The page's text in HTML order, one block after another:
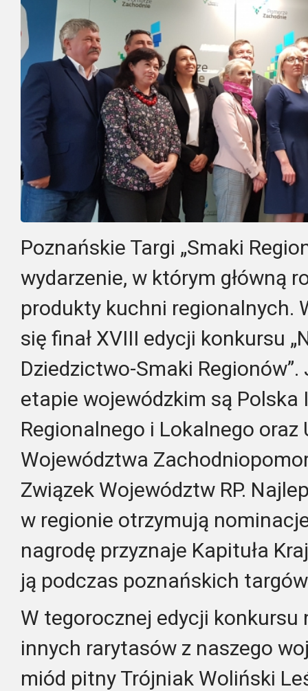
Poznańskie Targi „Smaki
wydarzenie, w którym główną
produkty kuchni regionalnych.
się finał XVIII edycji konkursu
Dziedzictwo-Smaki
etapie wojewódzkim są Polska
Regionalnego i Lokalnego oraz
Województwa
Związek Województw RP.
w regionie otrzymują nominacje
nagrodę przyznaje Kapituła
ją podczas poznańskich
W tegorocznej edycji konkursu
innych rarytasów z naszego
miód pitny Trójniak Woliński